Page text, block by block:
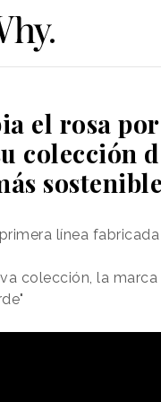
el rosa
colección
línea
colección, la